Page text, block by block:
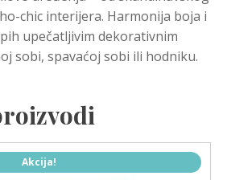
chic interijera. Harmonija boja i
upečatljivim dekorativnim
sobi, spavaćoj sobi ili hodniku.
Akcija!